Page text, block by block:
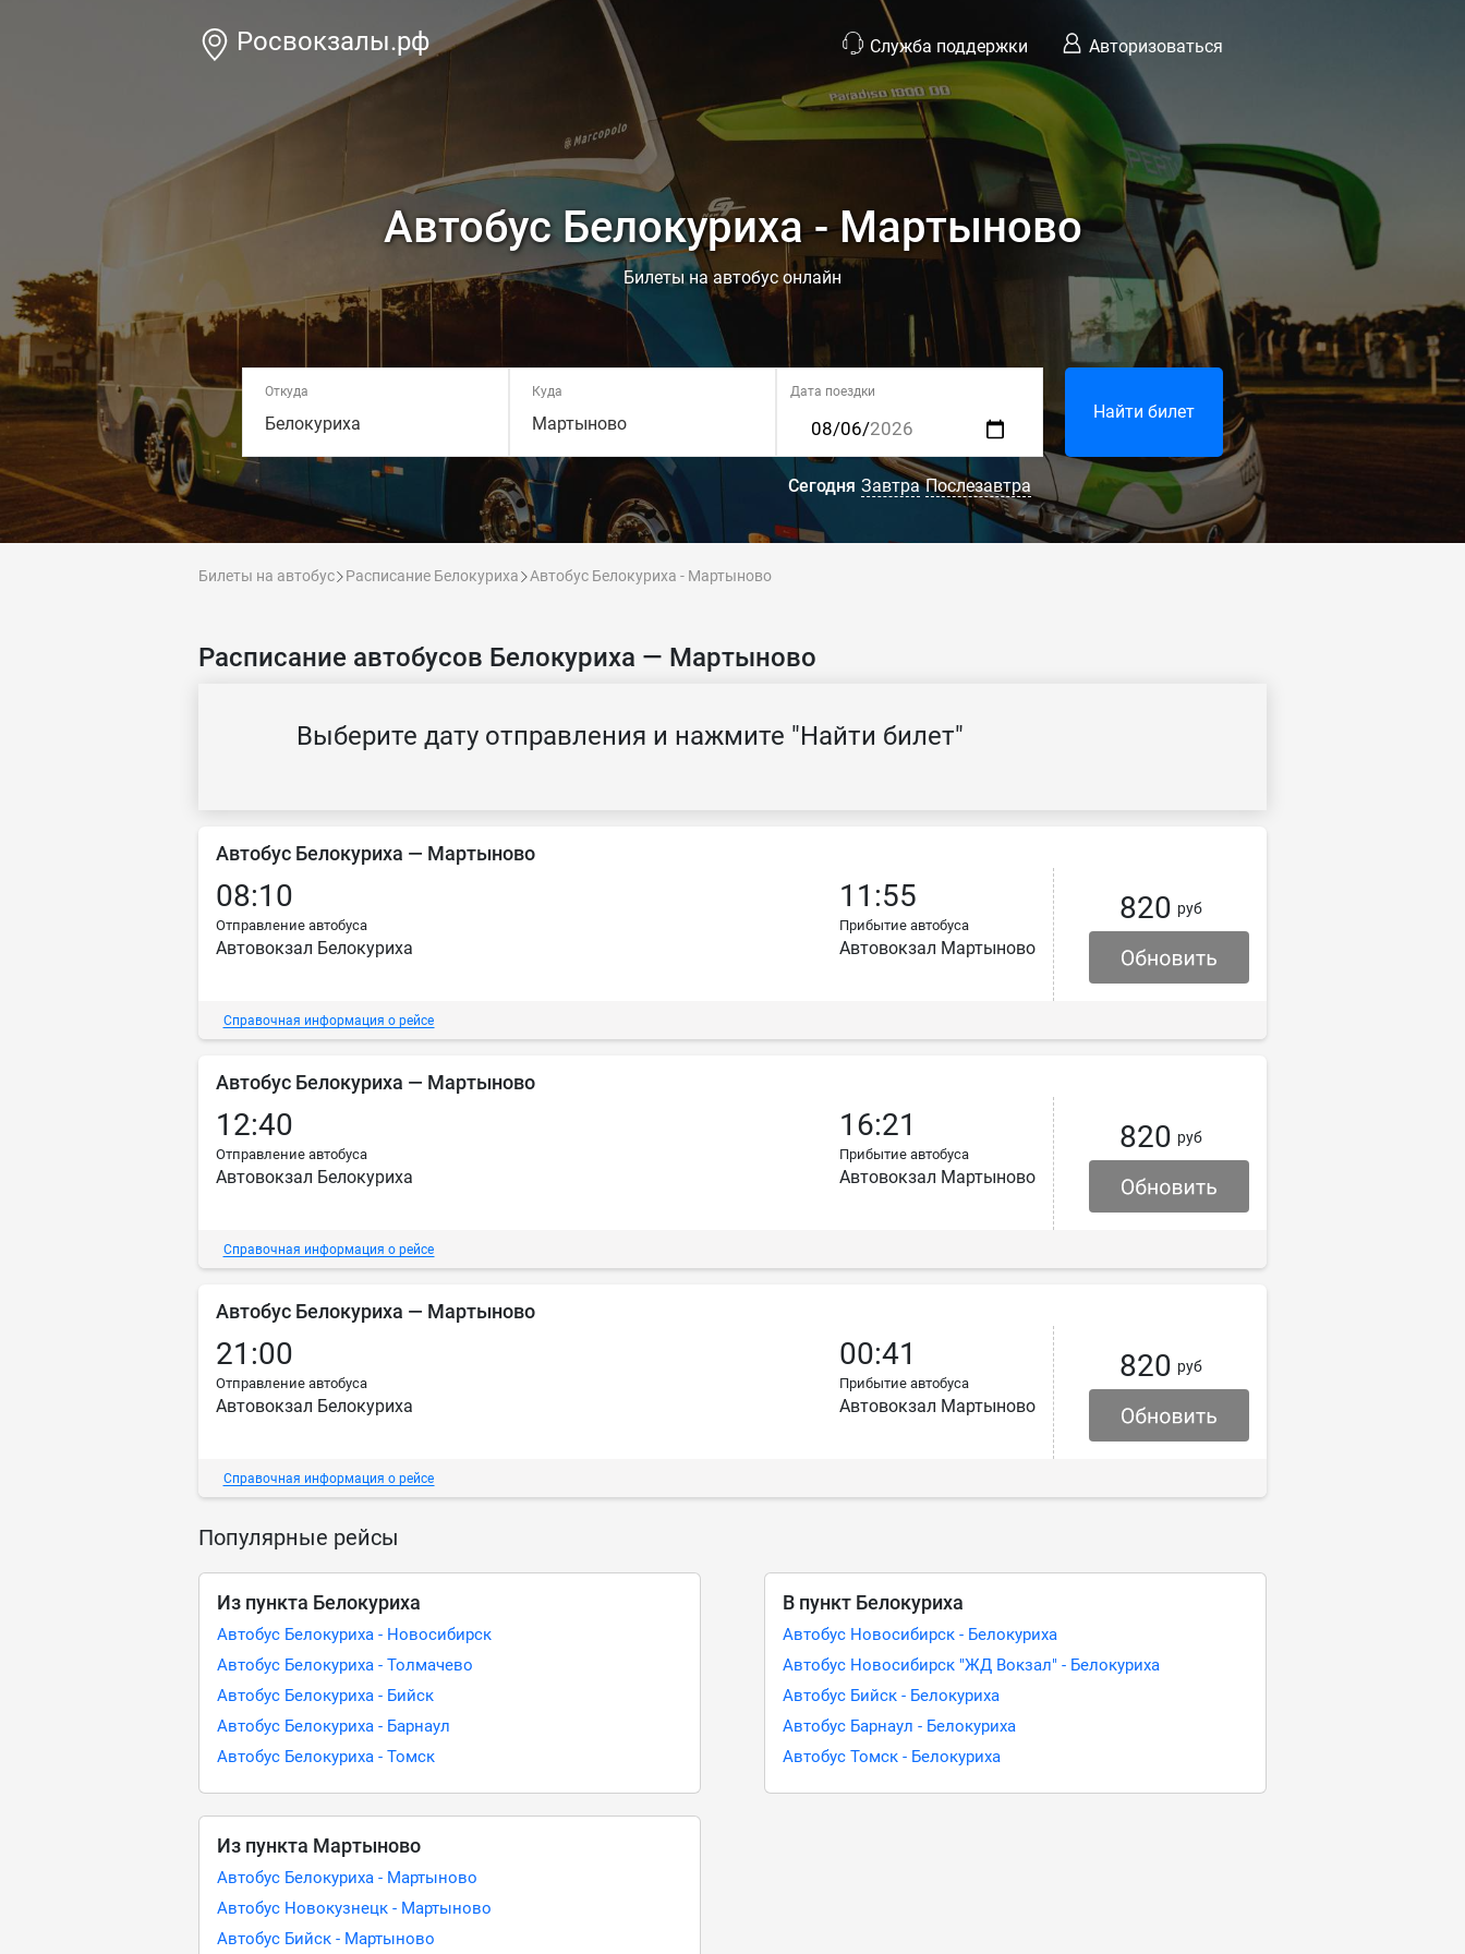
Росвокзалы.рф Служба поддержки Авторизоваться
Автобус Белокуриха - Мартыново
Билеты на автобус онлайн
Откуда
Белокуриха
Куда
Мартыново
Дата поездки
Найти билет
Сегодня Завтра Послезавтра
Билеты на автобус Расписание Белокуриха Автобус Белокуриха - Мартыново
Расписание автобусов Белокуриха — Мартыново
Выберите дату отправления и нажмите "Найти билет"
Автобус Белокуриха — Мартыново
08:10
Отправление автобуса
Автовокзал Белокуриха
11:55
Прибытие автобуса
Автовокзал Мартыново
820 руб
Справочная информация о рейсе
Автобус Белокуриха — Мартыново
12:40
Отправление автобуса
Автовокзал Белокуриха
16:21
Прибытие автобуса
Автовокзал Мартыново
820 руб
Справочная информация о рейсе
Автобус Белокуриха — Мартыново
21:00
Отправление автобуса
Автовокзал Белокуриха
00:41
Прибытие автобуса
Автовокзал Мартыново
820 руб
Справочная информация о рейсе
Популярные рейсы
Из пункта Белокуриха
Автобус Белокуриха - Новосибирск
Автобус Белокуриха - Толмачево
Автобус Белокуриха - Бийск
Автобус Белокуриха - Барнаул
Автобус Белокуриха - Томск
В пункт Белокуриха
Автобус Новосибирск - Белокуриха
Автобус Новосибирск "ЖД Вокзал" - Белокуриха
Автобус Бийск - Белокуриха
Автобус Барнаул - Белокуриха
Автобус Томск - Белокуриха
Из пункта Мартыново
Автобус Белокуриха - Мартыново
Автобус Новокузнецк - Мартыново
Автобус Бийск - Мартыново